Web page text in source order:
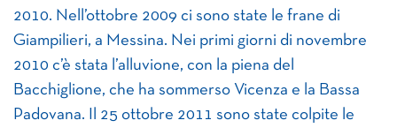
2010. Nell’ottobre 2009 ci sono state le frane di
Giampilieri, a Messina. Nei primi giorni di novembre
2010 c’è stata l’alluvione, con la piena del
Bacchiglione, che ha sommerso Vicenza e la Bassa
Padovana. Il 25 ottobre 2011 sono state colpite le